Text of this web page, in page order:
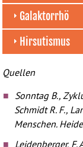
Galaktorrhö
Hirsutismus
Quellen
Sonntag B.,
Schmidt R. F.,
Menschen.
Leidenberger, F.